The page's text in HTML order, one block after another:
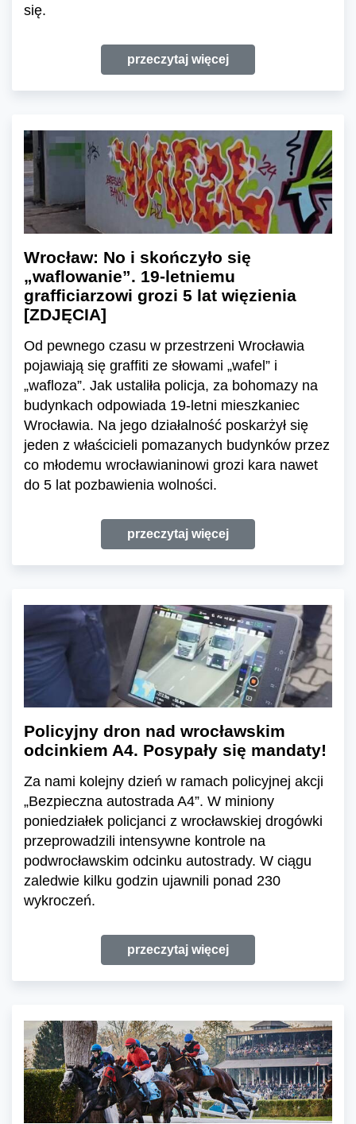
się.
przeczytaj więcej
Wrocław: No i skończyło się
„waflowanie”. 19-letniemu
grafficiarzowi grozi 5 lat więzienia
[ZDJĘCIA]
Od pewnego czasu w przestrzeni Wrocławia
pojawiają się graffiti ze słowami „wafel” i
„wafloza”. Jak ustaliła policja, za bohomazy na
budynkach odpowiada 19-letni mieszkaniec
Wrocławia. Na jego działalność poskarżył się
jeden z właścicieli pomazanych budynków przez
co młodemu wrocławianinowi grozi kara nawet
do 5 lat pozbawienia wolności.
przeczytaj więcej
Policyjny dron nad wrocławskim
odcinkiem A4. Posypały się mandaty!
Za nami kolejny dzień w ramach policyjnej akcji
„Bezpieczna autostrada A4”. W miniony
poniedziałek policjanci z wrocławskiej drogówki
przeprowadzili intensywne kontrole na
podwrocławskim odcinku autostrady. W ciągu
zaledwie kilku godzin ujawnili ponad 230
wykroczeń.
przeczytaj więcej